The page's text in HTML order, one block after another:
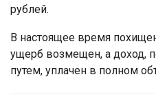
рублей.
В настоящее время
ущерб возмещен, а доход,
путем, уплачен в полном